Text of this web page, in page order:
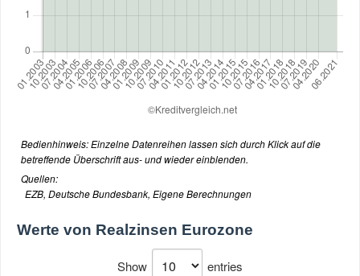
Bedienhinweis: Einzelne Datenreihen lassen sich durch Klick auf die
betreffende Überschrift aus- und wieder einblenden.
Quellen:
EZB, Deutsche Bundesbank, Eigene Berechnungen
Werte von Realzinsen Eurozone
Show entries